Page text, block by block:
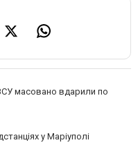
масовано вдарили по
у Маріуполі